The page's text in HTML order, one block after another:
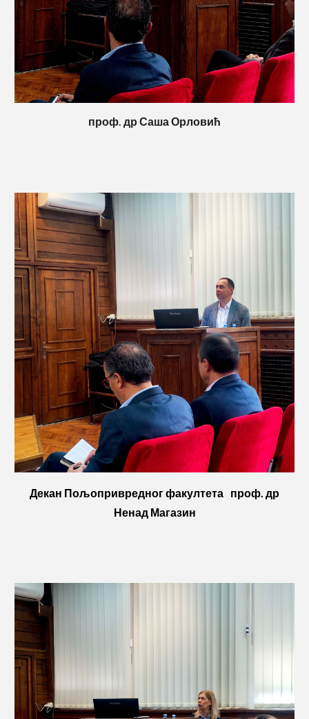
проф. др Саша Орловић
Декан Пољопривредног факултета проф. др
Ненад Магазин